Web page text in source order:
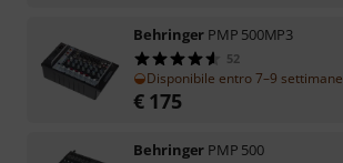
Behringer PMP 500MP3
52
Disponibile entro 7–9 settimane
€ 175
Behringer PMP 500